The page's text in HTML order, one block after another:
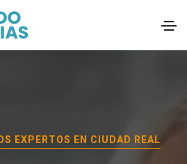
EXPERTOS EN CIUDAD REAL